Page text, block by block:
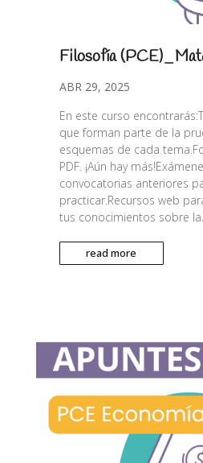
Filosofía
ABR 29, 2025
En este curso
que forman parte de la
esquemas de cada
PDF. ¡Aún hay
convocatorias anteriores
practicar.Recursos web
tus conocimientos sobre la...
read more